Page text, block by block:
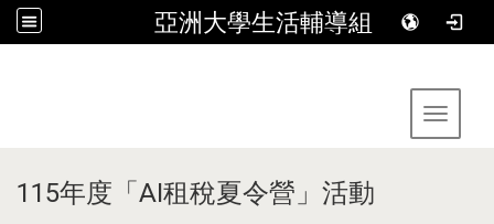
亞洲大學生活輔導組
Toggle
115年度「AI租稅夏令營」活動